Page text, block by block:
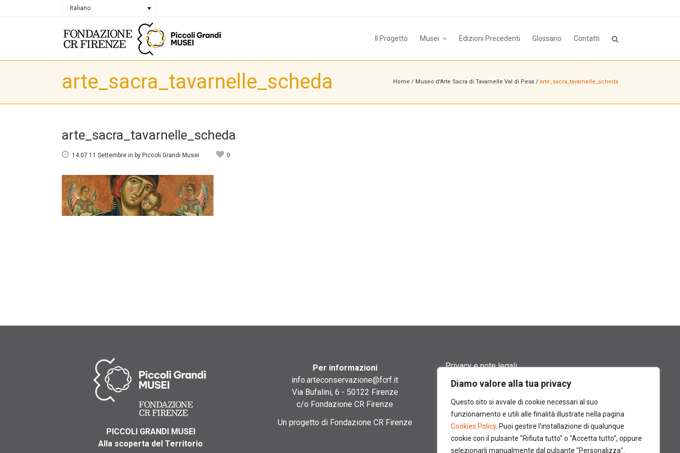
Diamo valore alla tua privacy
Questo sito si avvale di cookie necessari al suo
funzionamento e utili alle finalità illustrate nella pagina
Cookies Policy. Puoi gestire l'installazione di qualunque
cookie con il pulsante "Rifiuta tutto" o "Accetta tutto", oppure
selezionarli manualmente dal pulsante "Personalizza".
Italiano
Il Progetto Musei Edizioni Precedenti Glossario Contatti
arte_sacra_tavarnelle_scheda Home / Museo d'Arte Sacra di Tavarnelle Val di Pesa / arte_sacra_tavarnelle_scheda
arte_sacra_tavarnelle_scheda
14:07 11 Settembre in by Piccoli Grandi Musei 0
PICCOLI GRANDI MUSEI
Alla scoperta del Territorio
Per informazioni
info.arteconservazione@fcrf.it
Via Bufalini, 6 - 50122 Firenze
c/o Fondazione CR Firenze
Un progetto di Fondazione CR Firenze
Privacy e note legali
Termini di utilizzo
Cookie policy
Contatti